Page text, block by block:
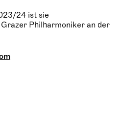
24 ist sie
Philharmoniker an der